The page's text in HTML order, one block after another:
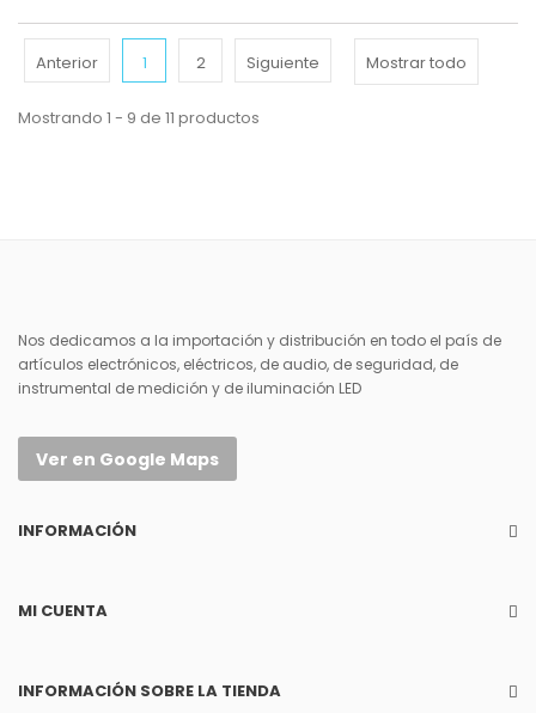
Mostrar todo
Anterior 1 2 Siguiente
Mostrando 1 - 9 de 11 productos
Nos dedicamos a la importación y distribución en todo el país de
artículos electrónicos, eléctricos, de audio, de seguridad, de
instrumental de medición y de iluminación LED
Ver en Google Maps
INFORMACIÓN
MI CUENTA
INFORMACIÓN SOBRE LA TIENDA